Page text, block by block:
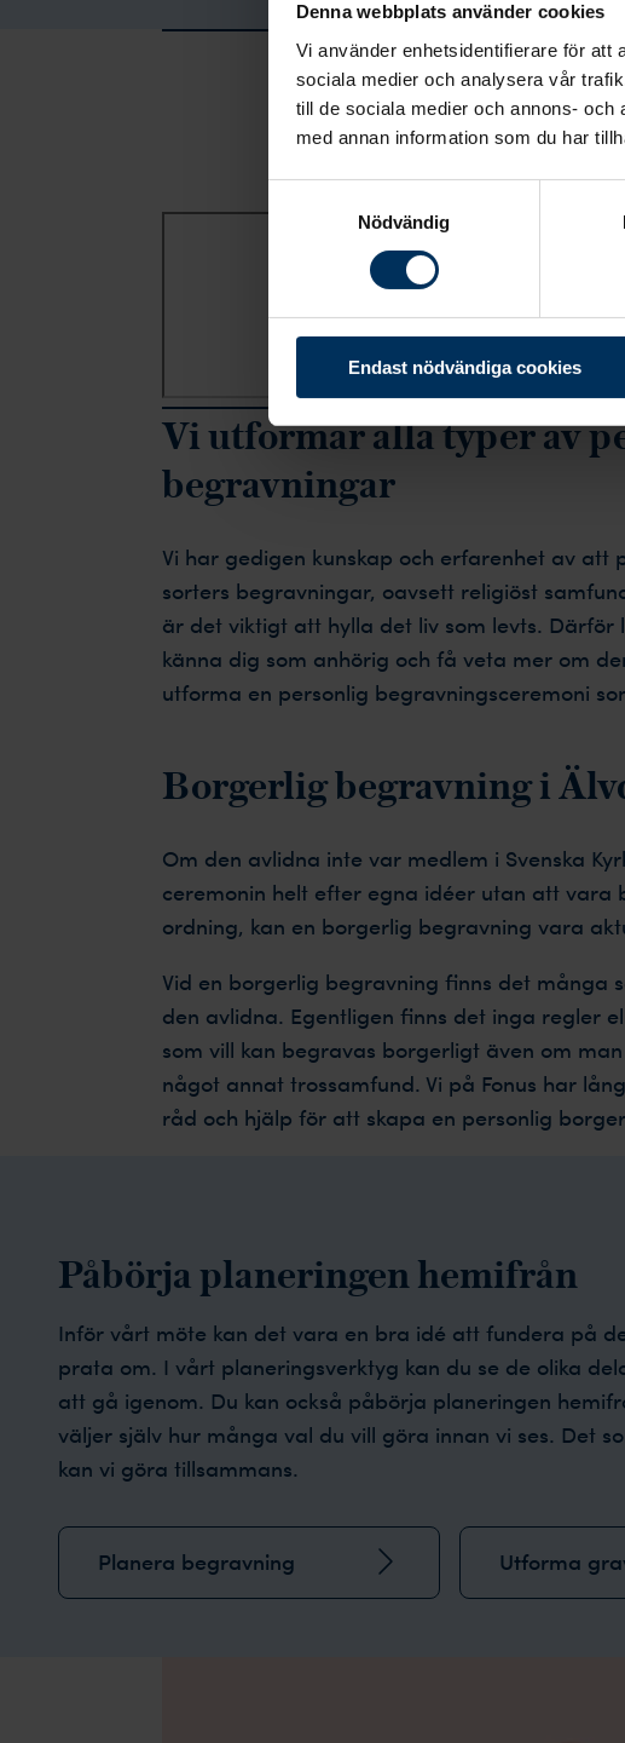
Denna webbplats använder cookies
Vi använder enhetsidentifierare för att
sociala medier och analysera vår
till de sociala medier och annons-
med annan information som du har
Nödvändig
Endast nödvändiga cookies
Hoppa över Trustpilot-recensioner
Vi utformar alla typer av
begravningar
Vi har gedigen kunskap och erfarenhet av att
sorters begravningar, oavsett religiöst
är det viktigt att hylla det liv som levts.
känna dig som anhörig och få veta mer om
utforma en personlig begravningsceremoni
Borgerlig begravning i
Om den avlidna inte var medlem i Svenska
ceremonin helt efter egna idéer utan att vara
ordning, kan en borgerlig begravning vara
Vid en borgerlig begravning finns det många
den avlidna. Egentligen finns det inga regler
som vill kan begravas borgerligt även om
något annat trossamfund. Vi på Fonus har
råd och hjälp för att skapa en personlig
Påbörja planeringen hemifrån
Inför vårt möte kan det vara en bra idé att fundera på
prata om. I vårt planeringsverktyg kan du se de olika
att gå igenom. Du kan också påbörja planeringen
väljer själv hur många val du vill göra innan vi ses. Det
kan vi göra tillsammans.
Planera begravning Utforma